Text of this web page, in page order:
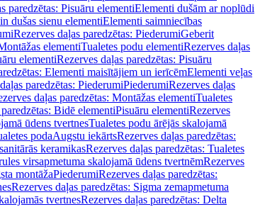
paredzētas: Pisuāru elementiElementi dušām ar noplūdi
dušas sienu elementiElementi saimniecības
Rezerves daļas paredzētas: PiederumiGeberit
elementiTualetes podu elementiRezerves daļas
elementiRezerves daļas paredzētas: Pisuāru
Elementi maisītājiem un ierīcēmElementi veļas
paredzētas: PiederumiPiederumiRezerves daļas
daļas paredzētas: Montāžas elementiTualetes
Bidē elementiPisuāru elementiRezerves
ūdens tvertnesTualetes podu ārējās skalojamā
podaAugstu iekārtsRezerves daļas paredzētas:
keramikasRezerves daļas paredzētas: Tualetes
virsapmetuma skalojamā ūdens tvertnēmRezerves
montāžaPiederumiRezerves daļas paredzētas:
Rezerves daļas paredzētas: Sigma zemapmetuma
tvertnesRezerves daļas paredzētas: Delta